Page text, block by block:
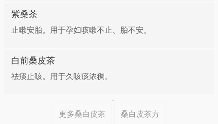
紫桑茶
止嗽安胎。用于孕妇咳嗽不止、胎不安。
白前桑皮茶
祛痰止咳。用于久咳痰浓稠。
更多桑白皮茶
-
桑白皮茶方